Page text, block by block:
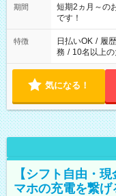
※週最低15時間
期間
短期2ヵ月～の
です！
特徴 日払いOK / 履
務 / 10名以上
気になる！
【シフト自由・
マホの充電を繋げ